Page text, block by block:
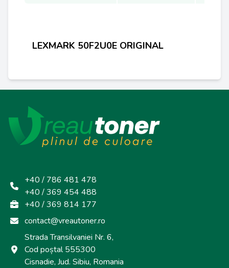
LEXMARK 50F2U0E ORIGINAL
+40 / 786 481 478
+40 / 369 454 488
+40 / 369 814 177
contact@vreautoner.ro
Strada Transilvaniei Nr. 6,
Cod poștal 555300
Cisnadie, Jud. Sibiu, Romania